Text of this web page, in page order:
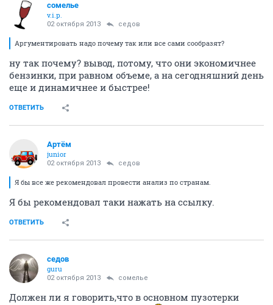
сомелье
v.i.p.
02 октября 2013 седов
Аргументировать надо почему так или все сами сообразят?
ну так почему? вывод, потому, что они экономичнее
бензинки, при равном объеме, а на сегодняшний день
еще и динамичнее и быстрее!
ОТВЕТИТЬ
Артём
juniоr
02 октября 2013 седов
Я бы все же рекомендовал провести анализ по странам.
Я бы рекомендовал таки нажать на ссылку.
ОТВЕТИТЬ
седов
guru
02 октября 2013 сомелье
Должен ли я говорить,что в основном пузотерки